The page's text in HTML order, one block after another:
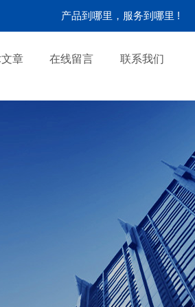
产品到哪里，服务到哪里 !
章 在线留言 联系我们